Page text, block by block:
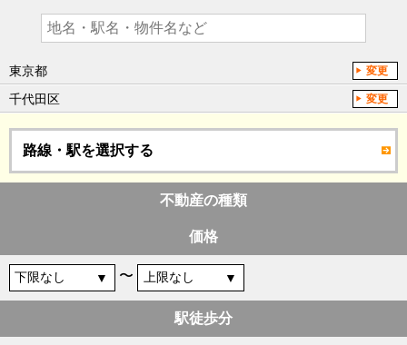
東京都 変更
千代田区 変更
路線・駅を選択する
不動産の種類
価格
〜
駅徒歩分